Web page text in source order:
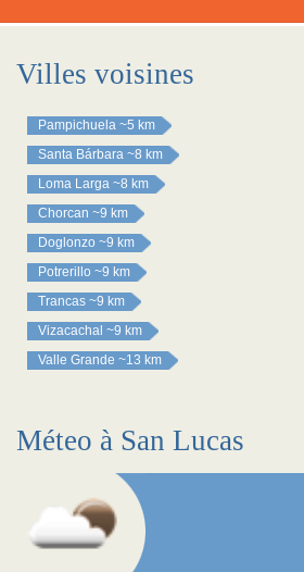
Villes voisines
Pampichuela ~5 km
Santa Bárbara ~8 km
Loma Larga ~8 km
Chorcan ~9 km
Doglonzo ~9 km
Potrerillo ~9 km
Trancas ~9 km
Vizacachal ~9 km
Valle Grande ~13 km
Méteo à San Lucas